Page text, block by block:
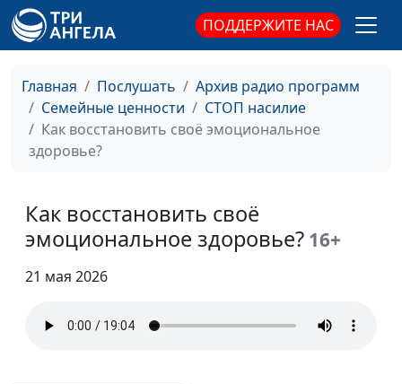
ПОДДЕРЖИТЕ НАС
Главная Послушать
Архив радио программ
Семейные ценности
СТОП насилие
Как восстановить своё эмоциональное
здоровье?
Как восстановить своё
эмоциональное здоровье? 16+
21 мая 2026